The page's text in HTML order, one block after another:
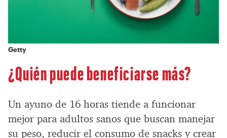
Getty
¿Quién puede beneficiarse más?
Un ayuno de 16 horas tiende a funcionar
mejor para adultos sanos que buscan manejar
su peso, reducir el consumo de snacks y crear